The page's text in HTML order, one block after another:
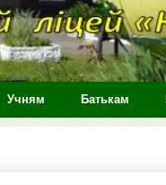
Учням Батькам